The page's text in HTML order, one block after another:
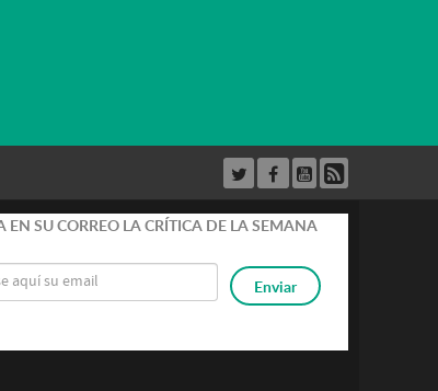
EN SU CORREO LA CRÍTICA DE LA SEMANA